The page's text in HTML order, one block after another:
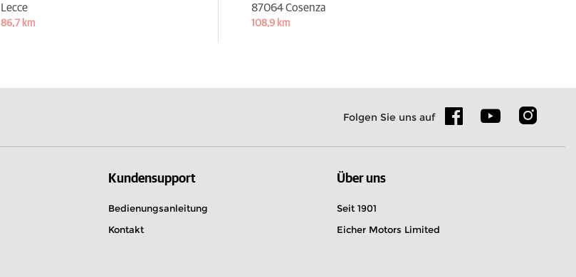
Lecce
86,7 km
87064 Cosenza
108,9 km
Folgen Sie uns auf
Kundensupport
Bedienungsanleitung
Kontakt
Über uns
Seit 1901
Eicher Motors Limited